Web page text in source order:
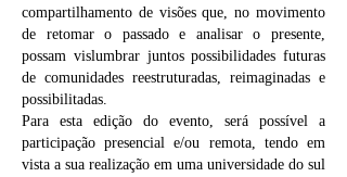
compartilhamento de visões que, no movimento
de retomar o passado e analisar o presente,
possam vislumbrar juntos possibilidades futuras
de comunidades reestruturadas, reimaginadas e
possibilitadas.
Para esta edição do evento, será possível a
participação presencial e/ou remota, tendo em
vista a sua realização em uma universidade do sul